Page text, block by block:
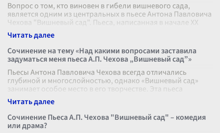
Вопрос о том, кто виновен в гибели вишневого сада,
является одним из центральных в пьесе Антона Павловича
Чехова "Вишневый сад". Пьеса, написанная в начале XX
века, является не тол
Сочинение на тему «Над какими вопросами заставила
задуматься меня пьеса А.П. Чехова „Вишневый сад”»
Пьесы Антона Павловича Чехова всегда отличались
глубиной и многослойностью, однако «Вишневый сад»
занимает особое место в его творчестве. Эта пьеса
заставляет задуматься не только
Сочинение Пьеса А.П. Чехова "Вишневый сад" – комедия
или драма?